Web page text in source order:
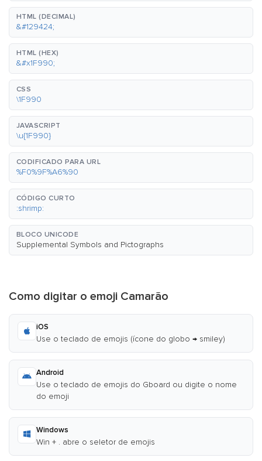
HTML (DECIMAL)
&#129424;
HTML (HEX)
&#x1F990;
CSS
\1F990
JAVASCRIPT
\u{1F990}
CODIFICADO PARA URL
%F0%9F%A6%90
CÓDIGO CURTO
:shrimp:
BLOCO UNICODE
Supplemental Symbols and Pictographs
Como digitar o emoji Camarão
iOS
Use o teclado de emojis (ícone do globo → smiley)
Android
Use o teclado de emojis do Gboard ou digite o nome
do emoji
Windows
Win + . abre o seletor de emojis